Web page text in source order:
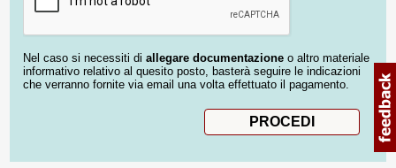
Nel caso si necessiti di allegare documentazione o altro materiale
informativo relativo al quesito posto, basterà seguire le indicazioni
che verranno fornite via email una volta effettuato il pagamento.